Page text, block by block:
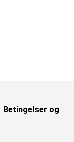
Betingelser og